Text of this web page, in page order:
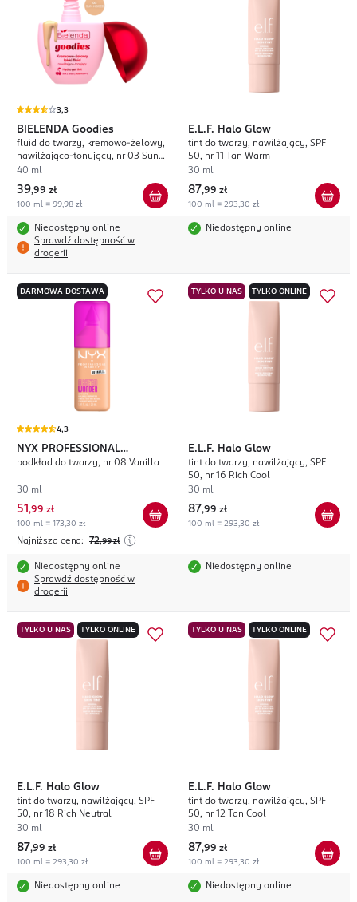
3,3
BIELENDA Goodies
fluid do twarzy, kremowo-żelowy,
nawilżająco-tonujący, nr 03 Sun
Kissed
40 ml
39,99 zł
100 ml = 99,98 zł
Niedostępny online
Sprawdź dostępność w
drogerii
E.L.F. Halo Glow
tint do twarzy, nawilżający, SPF
50, nr 11 Tan Warm
30 ml
87,99 zł
100 ml = 293,30 zł
Niedostępny online
DARMOWA DOSTAWA
4,3
NYX PROFESSIONAL
MAKEUP Make'EM Wonder
podkład do twarzy, nr 08 Vanilla
30 ml
51 ,99 zł
100 ml = 173,30 zł
Najniższa cena: 72,99 zł
Niedostępny online
Sprawdź dostępność w
drogerii
TYLKO U NAS TYLKO ONLINE
E.L.F. Halo Glow
tint do twarzy, nawilżający, SPF
50, nr 16 Rich Cool
30 ml
87,99 zł
100 ml = 293,30 zł
Niedostępny online
TYLKO U NAS TYLKO ONLINE
E.L.F. Halo Glow
tint do twarzy, nawilżający, SPF
50, nr 18 Rich Neutral
30 ml
87,99 zł
100 ml = 293,30 zł
Niedostępny online
TYLKO U NAS TYLKO ONLINE
E.L.F. Halo Glow
tint do twarzy, nawilżający, SPF
50, nr 12 Tan Cool
30 ml
87,99 zł
100 ml = 293,30 zł
Niedostępny online